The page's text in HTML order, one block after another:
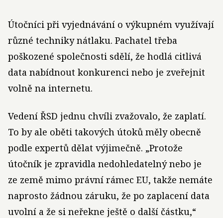
Útočníci při vyjednávání o výkupném využívají
různé techniky nátlaku. Pachatel třeba
poškozené společnosti sdělí, že hodlá citlivá
data nabídnout konkurenci nebo je zveřejnit
volně na internetu.
Vedení ŘSD jednu chvíli zvažovalo, že zaplatí.
To by ale oběti takových útoků měly obecně
podle expertů dělat výjimečně. „Protože
útočník je zpravidla nedohledatelný nebo je
ze země mimo právní rámec EU, takže nemáte
naprosto žádnou záruku, že po zaplacení data
uvolní a že si neřekne ještě o další částku,“